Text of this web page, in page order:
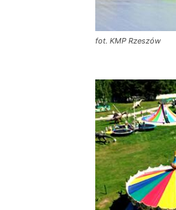
fot. KMP Rzeszów